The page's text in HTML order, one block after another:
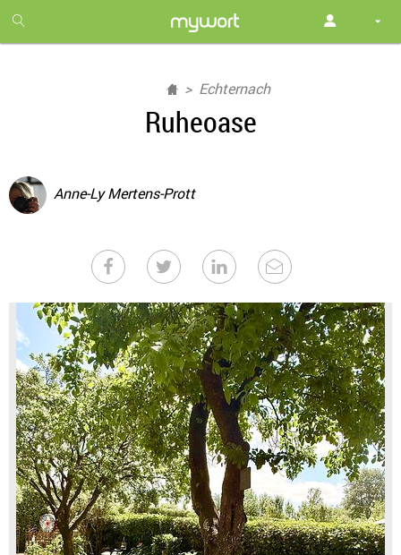
month
free
Echternach
Ruheoase
Anne-Ly Mertens-Prott